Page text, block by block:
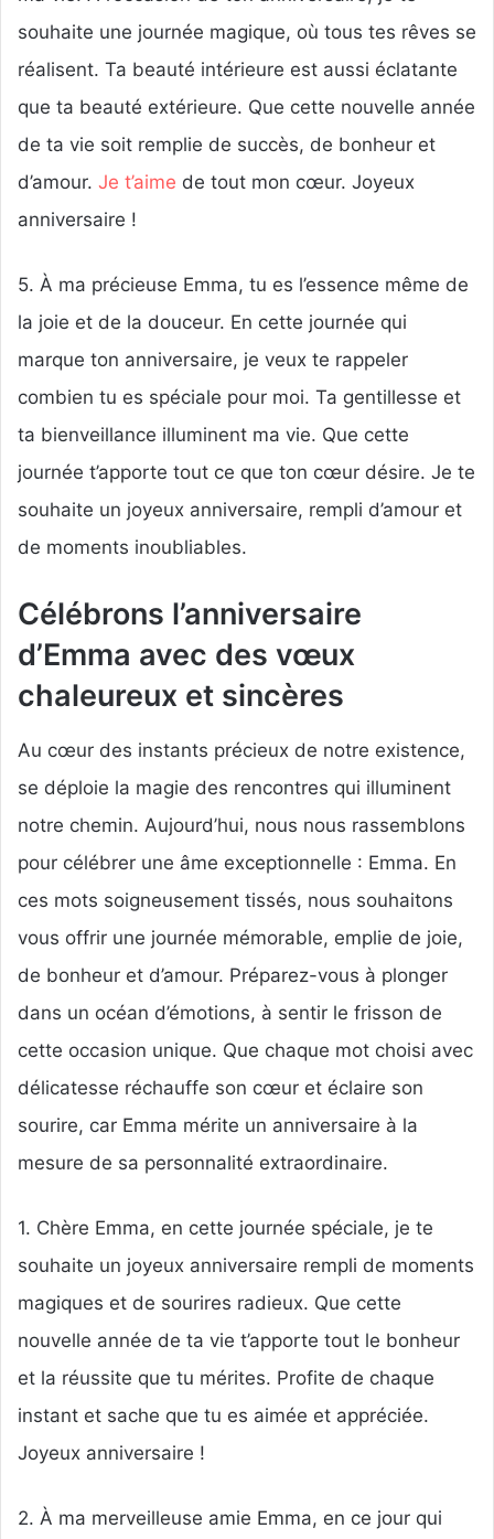
souhaite une journée magique, où tous tes rêves se
réalisent. Ta beauté intérieure est aussi éclatante
que ta beauté extérieure. Que cette nouvelle année
de ta vie soit remplie de succès, de bonheur et
d’amour. Je t’aime de tout mon cœur. Joyeux
anniversaire !
5. À ma précieuse Emma, tu es l’essence même de
la joie et de la douceur. En cette journée qui
marque ton anniversaire, je veux te rappeler
combien tu es spéciale pour moi. Ta gentillesse et
ta bienveillance illuminent ma vie. Que cette
journée t’apporte tout ce que ton cœur désire. Je te
souhaite un joyeux anniversaire, rempli d’amour et
de moments inoubliables.
Célébrons l’anniversaire
d’Emma avec des vœux
chaleureux et sincères
Au cœur des instants précieux de notre existence,
se déploie la magie des rencontres qui illuminent
notre chemin. Aujourd’hui, nous nous rassemblons
pour célébrer une âme exceptionnelle : Emma. En
ces mots soigneusement tissés, nous souhaitons
vous offrir une journée mémorable, emplie de joie,
de bonheur et d’amour. Préparez-vous à plonger
dans un océan d’émotions, à sentir le frisson de
cette occasion unique. Que chaque mot choisi avec
délicatesse réchauffe son cœur et éclaire son
sourire, car Emma mérite un anniversaire à la
mesure de sa personnalité extraordinaire.
1. Chère Emma, en cette journée spéciale, je te
souhaite un joyeux anniversaire rempli de moments
magiques et de sourires radieux. Que cette
nouvelle année de ta vie t’apporte tout le bonheur
et la réussite que tu mérites. Profite de chaque
instant et sache que tu es aimée et appréciée.
Joyeux anniversaire !
2. À ma merveilleuse amie Emma, en ce jour qui